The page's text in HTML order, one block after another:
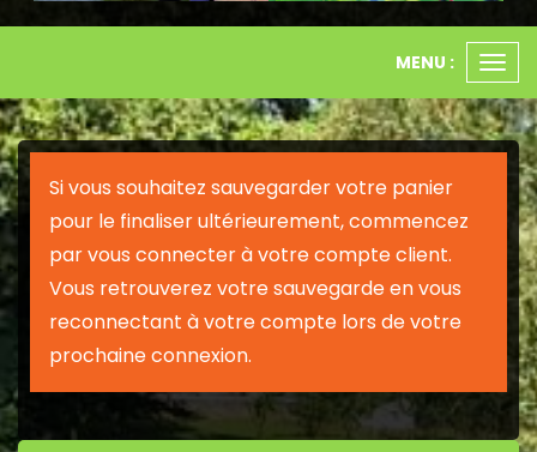
le
MENU :
Si vous souhaitez sauvegarder votre panier
pour le finaliser ultérieurement, commencez
par vous connecter à votre compte client.
Vous retrouverez votre sauvegarde en vous
reconnectant à votre compte lors de votre
prochaine connexion.